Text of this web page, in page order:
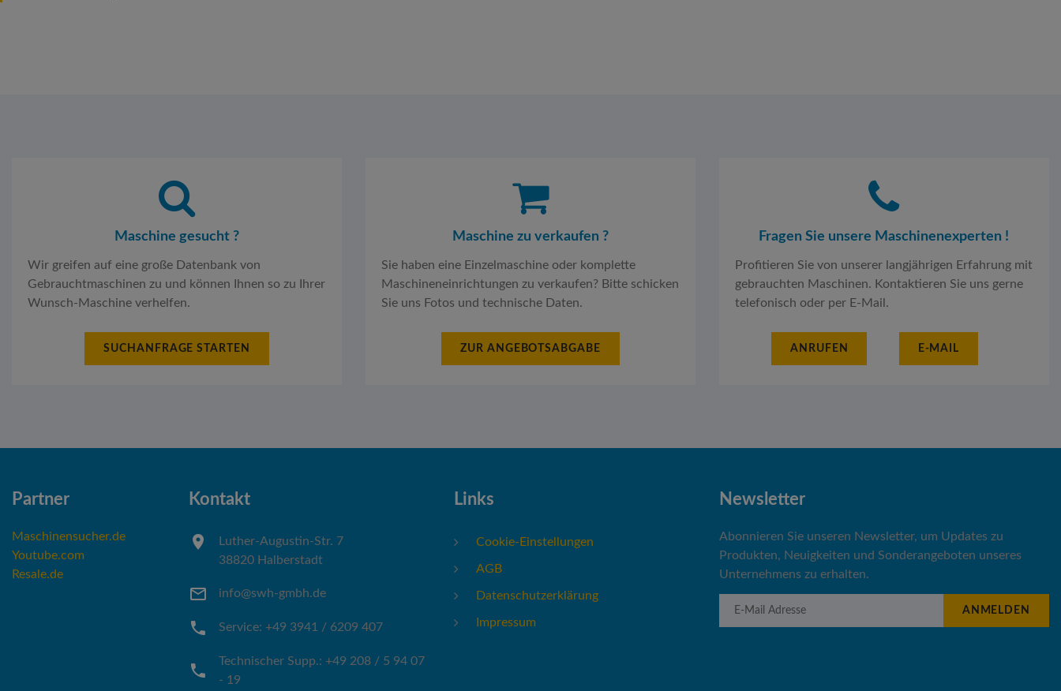
Maschine gesucht ?
Wir greifen auf eine große Datenbank von
Gebrauchtmaschinen zu und können Ihnen so zu Ihrer
Wunsch-Maschine verhelfen.
SUCHANFRAGE STARTEN
Maschine zu verkaufen ?
Sie haben eine Einzelmaschine oder komplette
Maschineneinrichtungen zu verkaufen? Bitte schicken
Sie uns Fotos und technische Daten.
ZUR ANGEBOTSABGABE
Fragen Sie unsere Maschinenexperten !
Profitieren Sie von unserer langjährigen Erfahrung mit
gebrauchten Maschinen. Kontaktieren Sie uns gerne
telefonisch oder per E-Mail.
ANRUFEN E-MAIL
Partner
Maschinensucher.de
Youtube.com
Resale.de
Kontakt
Luther-Augustin-Str. 7
38820 Halberstadt
info@swh-gmbh.de
Service: +49 3941 / 6209 407
Technischer Supp.: +49 208 / 5 94 07
- 19
Links
Cookie-Einstellungen
AGB
Datenschutzerklärung
Impressum
Newsletter
Abonnieren Sie unseren Newsletter, um Updates zu
Produkten, Neuigkeiten und Sonderangeboten unseres
Unternehmens zu erhalten.
E-Mail Adresse ANMELDEN